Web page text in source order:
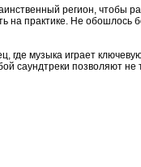
регион, чтобы
практике. Не обошлось
музыка играет
саундтреки позволяют